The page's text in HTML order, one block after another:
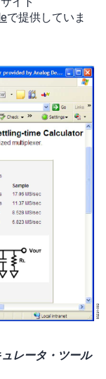
で提供していま
レータ・ツール